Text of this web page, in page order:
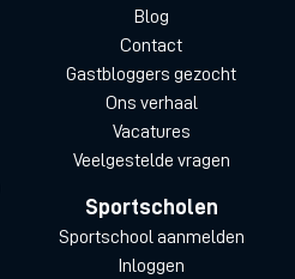
Blog
Contact
Gastbloggers gezocht
Ons verhaal
Vacatures
Veelgestelde vragen
Sportscholen
Sportschool aanmelden
Inloggen